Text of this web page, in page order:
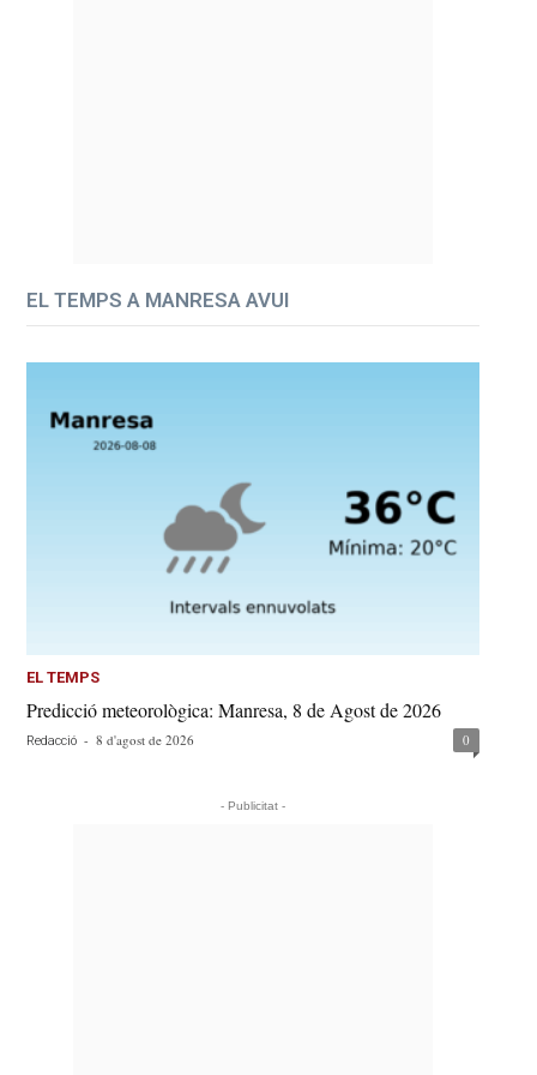
EL TEMPS A MANRESA AVUI
EL TEMPS
Predicció meteorològica: Manresa, 8 de Agost de 2026
Redacció - 8 d'agost de 2026 0
- Publicitat -